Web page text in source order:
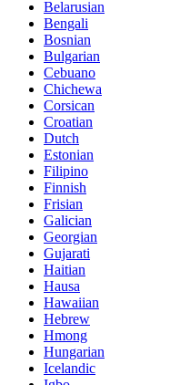
Belarusian
Bengali
Bosnian
Bulgarian
Cebuano
Chichewa
Corsican
Croatian
Dutch
Estonian
Filipino
Finnish
Frisian
Galician
Georgian
Gujarati
Haitian
Hausa
Hawaiian
Hebrew
Hmong
Hungarian
Icelandic